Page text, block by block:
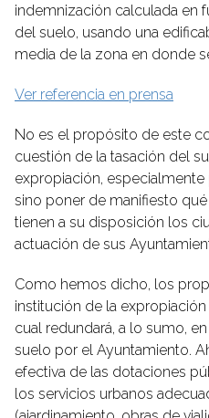
indemnización calculada en
del suelo, usando una
media de la zona en donde
Ver referencia en prensa
No es el propósito de este
cuestión de la tasación del
expropiación,
sino poner de manifiesto
tienen a su disposición los
actuación de sus
Como hemos dicho, los
institución de la
cual redundará, a lo sumo,
suelo por el Ayuntamiento.
efectiva de las dotaciones
los servicios urbanos